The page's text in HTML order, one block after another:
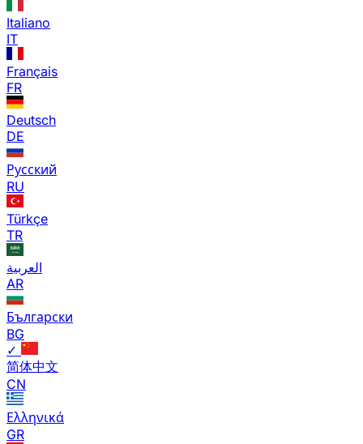
Italiano
IT
Français
FR
Deutsch
DE
Русский
RU
Türkçe
TR
العربية
AR
Български
BG
✓
简体中文
CN
Ελληνικά
GR